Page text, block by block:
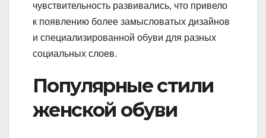
чувствительность развивались, что привело
к появлению более замысловатых дизайнов
и специализированной обуви для разных
социальных слоев.
Популярные стили
женской обуви